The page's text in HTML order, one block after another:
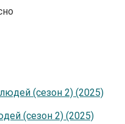
(сезон 2) (2025)